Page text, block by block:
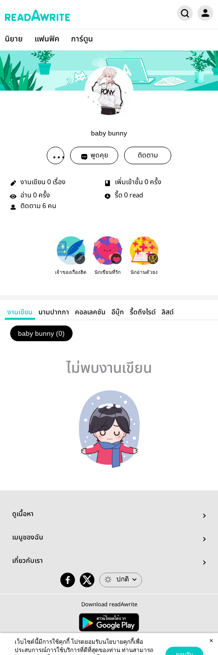
นิยาย แฟนฟิค การ์ตูน
baby bunny
พูดคุย ติดตาม
งานเขียน 0 เรื่อง เพิ่มเข้าชั้น 0 ครั้ง
อ่าน 0 ครั้ง รี้ด 0 read
ติดตาม 6 คน
เจ้าของเรื่องฮิต นักเขียนที่รัก นักอ่านตัวยง
งานเขียน นามปากกา คอลเลคชัน อีบุ๊ก รี้ดถึงไรต์ ลิสต์
baby bunny (0)
ไม่พบงานเขียน
ดูเนื้อหา
เมนูของฉัน
เกี่ยวกับเรา
ปกติ
Download readAwrite
© 2026 readAwrite.com by MEB Corporation Public Company Limited
This site is protected by reCAPTCHA and the Google Privacy Policy Terms of Serviceapply.
เว็บไซต์นี้มีการใช้คุกกี้ โปรดยอมรับนโยบายคุกกี้เพื่อ
ประสบการณ์การใช้บริการที่ดีที่สุดของท่าน ท่านสามารถ
×